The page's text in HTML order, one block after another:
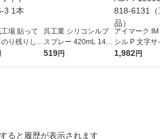
場 貼って
り残りしな
ド ホワイ
呉工業 シリコンルブ
スプレー 420mL 1420
1本
519円
アイマーク
シル P 文字
×95mm AST-
1,982円
ると履歴が表示されます